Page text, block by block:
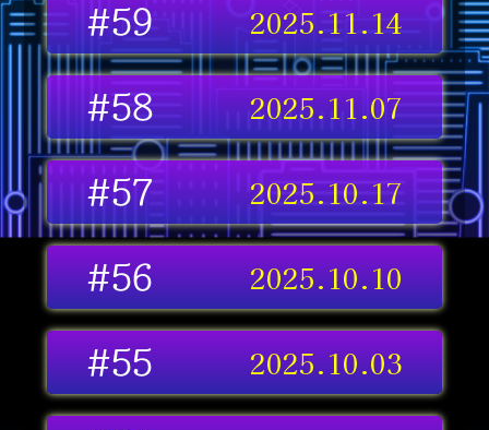
#59 2025.11.14
#58 2025.11.07
#57 2025.10.17
#56 2025.10.10
#55 2025.10.03